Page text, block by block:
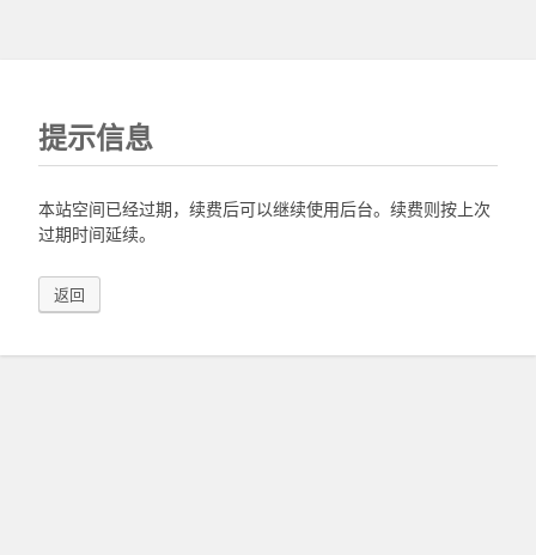
提示信息
本站空间已经过期，续费后可以继续使用后台。续费则按上次
过期时间延续。
返回